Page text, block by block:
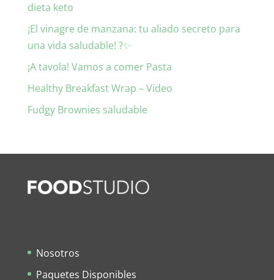
dieta keto
¡El vinagre de manzana: tu aliado secreto para
una vida saludable! ?✨
¡A tavola! Vamos a comer Pasta
Healthy Breakfast Wrap – Video
Fudgy Brownies saludable
Nosotros
Paquetes Disponibles